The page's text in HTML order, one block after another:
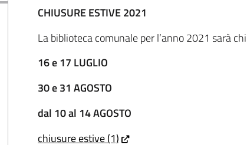
CHIUSURE ESTIVE 2021
La biblioteca comunale per l’anno 2021 sarà
16 e 17 LUGLIO
30 e 31 AGOSTO
dal 10 al 14 AGOSTO
chiusure estive (1)